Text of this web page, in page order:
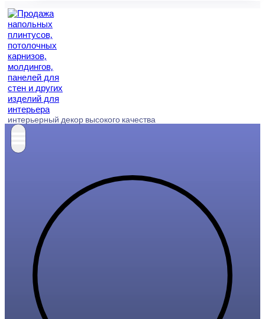
интерьерный декор высокого качества